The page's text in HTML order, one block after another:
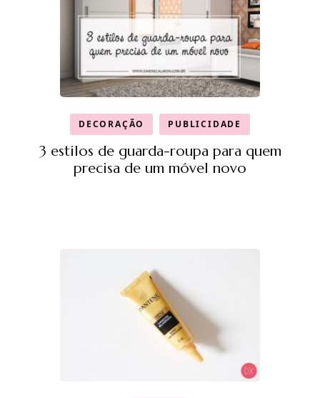
DECORAÇÃO PUBLICIDADE
3 estilos de guarda-roupa para quem
precisa de um móvel novo